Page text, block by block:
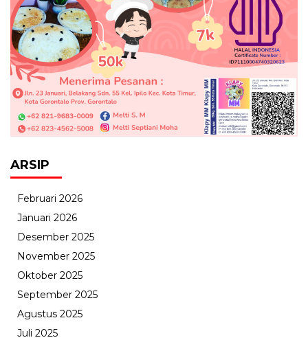
ARSIP
Februari 2026
Januari 2026
Desember 2025
November 2025
Oktober 2025
September 2025
Agustus 2025
Juli 2025